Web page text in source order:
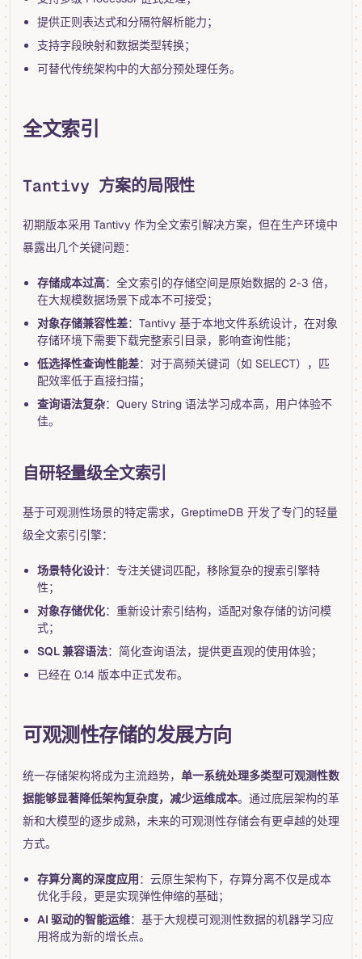
提供正则表达式和分隔符解析能力；
支持字段映射和数据类型转换；
可替代传统架构中的大部分预处理任务。
全文索引
Tantivy 方案的局限性
初期版本采用 Tantivy 作为全文索引解决方案，但在生产环境中
暴露出几个关键问题：
存储成本过高：全文索引的存储空间是原始数据的 2-3 倍，
在大规模数据场景下成本不可接受；
对象存储兼容性差：Tantivy 基于本地文件系统设计，在对象
存储环境下需要下载完整索引目录，影响查询性能；
低选择性查询性能差：对于高频关键词（如 SELECT），匹
配效率低于直接扫描；
查询语法复杂：Query String 语法学习成本高，用户体验不
佳。
自研轻量级全文索引
基于可观测性场景的特定需求，GreptimeDB 开发了专门的轻量
级全文索引引擎：
场景特化设计：专注关键词匹配，移除复杂的搜索引擎特
性；
对象存储优化：重新设计索引结构，适配对象存储的访问模
式；
SQL 兼容语法：简化查询语法，提供更直观的使用体验；
已经在 0.14 版本中正式发布。
可观测性存储的发展方向
统一存储架构将成为主流趋势， 单一系统处理多类型可观测性数
据能够显著降低架构复杂度，减少运维成本。通过底层架构的革
新和大模型的逐步成熟，未来的可观测性存储会有更卓越的处理
方式。
存算分离的深度应用：云原生架构下，存算分离不仅是成本
优化手段，更是实现弹性伸缩的基础；
AI 驱动的智能运维：基于大规模可观测性数据的机器学习应
用将成为新的增长点。